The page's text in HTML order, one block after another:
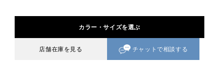
カラー・サイズを選ぶ
店舗在庫を見る チャットで相談する